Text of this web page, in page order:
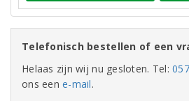
Telefonisch bestellen of een
Helaas zijn wij nu gesloten. Tel:
ons eene-mail.